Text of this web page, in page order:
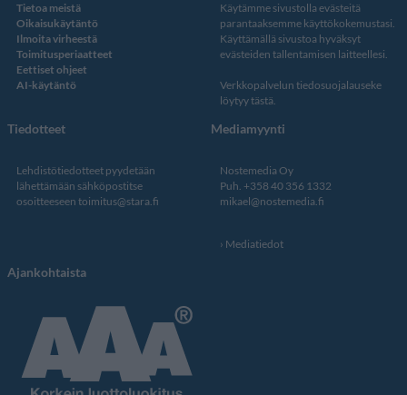
Tietoa meistä
Oikaisukäytäntö
Ilmoita virheestä
Toimitusperiaatteet
Eettiset ohjeet
AI-käytäntö
Käytämme sivustolla evästeitä
parantaaksemme käyttökokemustasi.
Käyttämällä sivustoa hyväksyt
evästeiden tallentamisen laitteellesi.
Verkkopalvelun tiedosuojalauseke
löytyy tästä.
Tiedotteet
Lehdistötiedotteet pyydetään
lähettämään sähköpostitse
osoitteeseen toimitus@stara.fi
Mediamyynti
Nostemedia Oy
Puh. +358 40 356 1332
mikael@nostemedia.fi
Mediatiedot
Ajankohtaista